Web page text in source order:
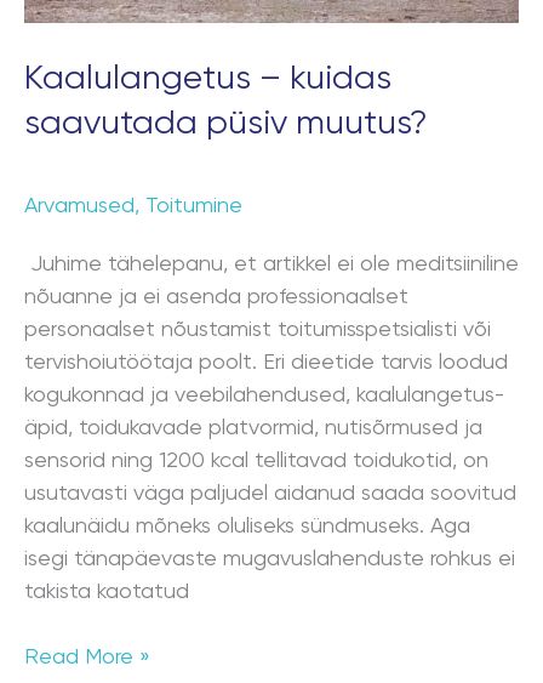
Kaalulangetus – kuidas
saavutada püsiv muutus?
Arvamused, Toitumine
Juhime tähelepanu, et artikkel ei ole meditsiiniline
nõuanne ja ei asenda professionaalset
personaalset nõustamist toitumisspetsialisti või
tervishoiutöötaja poolt. Eri dieetide tarvis loodud
kogukonnad ja veebilahendused, kaalulangetus-
äpid, toidukavade platvormid, nutisõrmused ja
sensorid ning 1200 kcal tellitavad toidukotid, on
usutavasti väga paljudel aidanud saada soovitud
kaalunäidu mõneks oluliseks sündmuseks. Aga
isegi tänapäevaste mugavuslahenduste rohkus ei
takista kaotatud
Read More »